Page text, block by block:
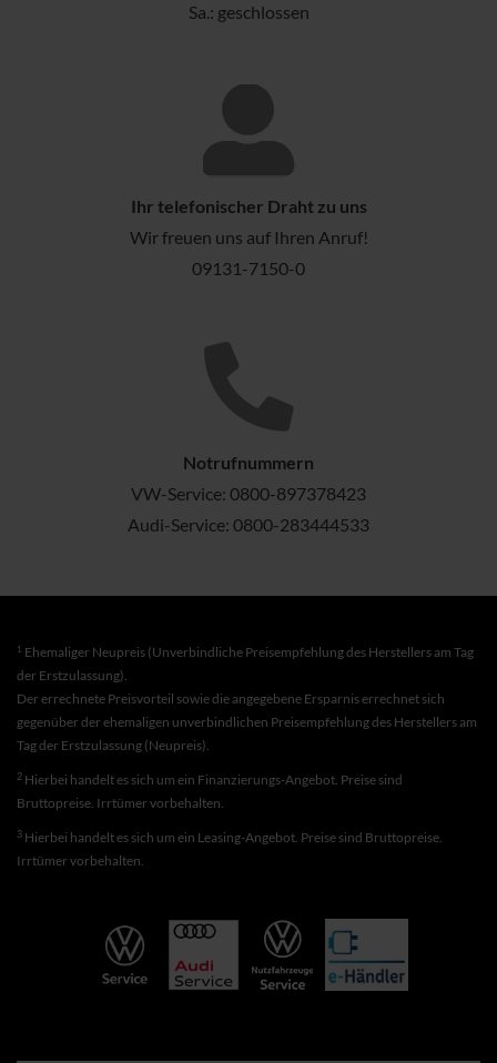
Sa.: geschlossen
Ihr telefonischer Draht zu uns
Wir freuen uns auf Ihren Anruf!
09131-7150-0
Notrufnummern
VW-Service: 0800-897378423
Audi-Service: 0800-283444533
1 Ehemaliger Neupreis (Unverbindliche Preisempfehlung des Herstellers am Tag
der Erstzulassung).
Der errechnete Preisvorteil sowie die angegebene Ersparnis errechnet sich
gegenüber der ehemaligen unverbindlichen Preisempfehlung des Herstellers am
Tag der Erstzulassung (Neupreis).
2 Hierbei handelt es sich um ein Finanzierungs-Angebot. Preise sind
Bruttopreise. Irrtümer vorbehalten.
3 Hierbei handelt es sich um ein Leasing-Angebot. Preise sind Bruttopreise.
Irrtümer vorbehalten.